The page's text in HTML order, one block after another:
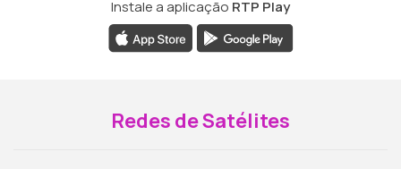
Instale a aplicação RTP Play
Redes de Satélites